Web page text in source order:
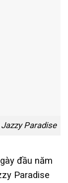
Paradise
đầu năm
Paradise